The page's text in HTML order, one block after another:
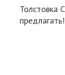
Толстовка